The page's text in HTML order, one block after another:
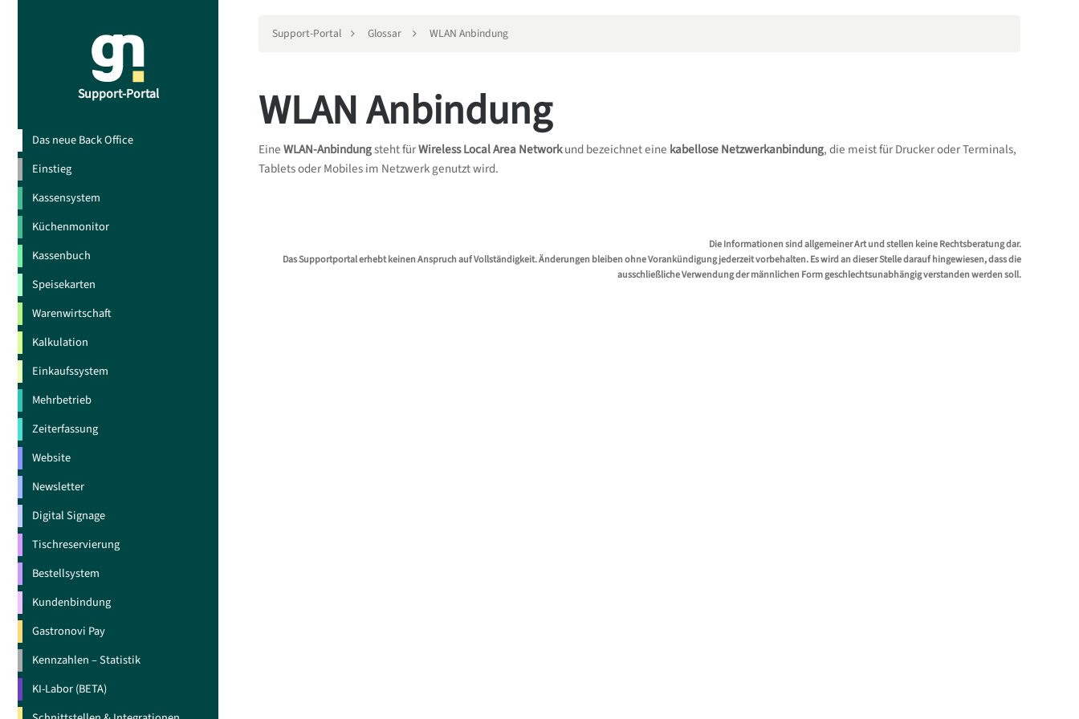
Support-Portal
Das neue Back Office
Einstieg
Kassensystem
Küchenmonitor
Kassenbuch
Speisekarten
Warenwirtschaft
Kalkulation
Einkaufssystem
Mehrbetrieb
Zeiterfassung
Website
Newsletter
Digital Signage
Tischreservierung
Bestellsystem
Kundenbindung
Gastronovi Pay
Kennzahlen – Statistik
KI-Labor (BETA)
Support-Portal Glossar WLAN Anbindung
WLAN Anbindung
EineWLAN-Anbindungsteht fürWireless Local Area Networkund bezeichnet eine kabellose Netzwerkanbindung, die meist für Drucker oder Terminals,
Tablets oder Mobiles im Netzwerk genutzt wird.
Die Informationen sind allgemeiner Art und stellen keine Rechtsberatung dar.
Das Supportportal erhebt keinen Anspruch auf Vollständigkeit. Änderungen bleiben ohne Vorankündigung jederzeit vorbehalten. Es wird an dieser Stelle darauf hingewiesen, dass die
ausschließliche Verwendung der männlichen Form geschlechtsunabhängig verstanden werden soll.